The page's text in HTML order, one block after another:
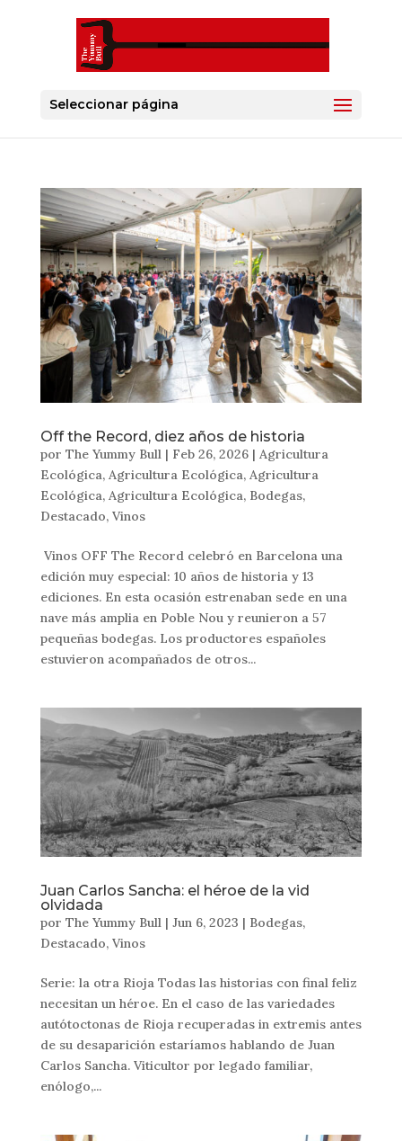
Seleccionar página
Off the Record, diez años de historia
por The Yummy Bull| Feb 26, 2026| Agricultura
Ecológica, Agricultura Ecológica, Agricultura
Ecológica, Agricultura Ecológica, Bodegas,
Destacado, Vinos
Vinos OFF The Record celebró en Barcelona una
edición muy especial: 10 años de historia y 13
ediciones. En esta ocasión estrenaban sede en una
nave más amplia en Poble Nou y reunieron a 57
pequeñas bodegas. Los productores españoles
estuvieron acompañados de otros...
Juan Carlos Sancha: el héroe de la vid
olvidada
por The Yummy Bull| Jun 6, 2023 | Bodegas,
Destacado, Vinos
Serie: la otra Rioja Todas las historias con final feliz
necesitan un héroe. En el caso de las variedades
autótoctonas de Rioja recuperadas in extremis antes
de su desaparición estaríamos hablando de Juan
Carlos Sancha. Viticultor por legado familiar,
enólogo,...